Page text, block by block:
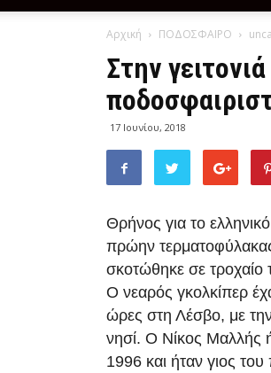
Αρχική ΠΟΔΟΣΦΑΙΡΟ
Στην
17 Ιουνίου, 2018
Θρήνος για το
πρώην
σκοτώθηκε σε
Ο νεαρός γκολκίπερ
ώρες στη Λέσβο, με
νησί. Ο Νίκος Μαλλής
1996 και ήταν γιος